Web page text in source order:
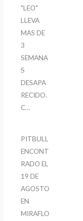
"LEO"
LLEVA
MAS DE
3
SEMANA
S
DESAPA
RECIDO.
C…
PITBULL
ENCONT
RADO EL
19 DE
AGOSTO
EN
MIRAFLO